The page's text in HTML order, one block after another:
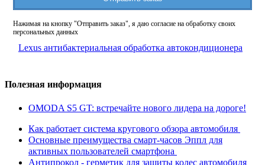
Нажимая на кнопку "Отправить заказ", я даю согласие на обработку своих
персональных данных
Lexus антибактериальная обработка автокондиционера
Полезная информация
OMODA S5 GT: встречайте нового лидера на дороге!
Как работает система кругового обзора автомобиля
Основные преимущества смарт-часов Эппл для
активных пользователей смартфона
Антипрокол - герметик для защиты колес автомобиля